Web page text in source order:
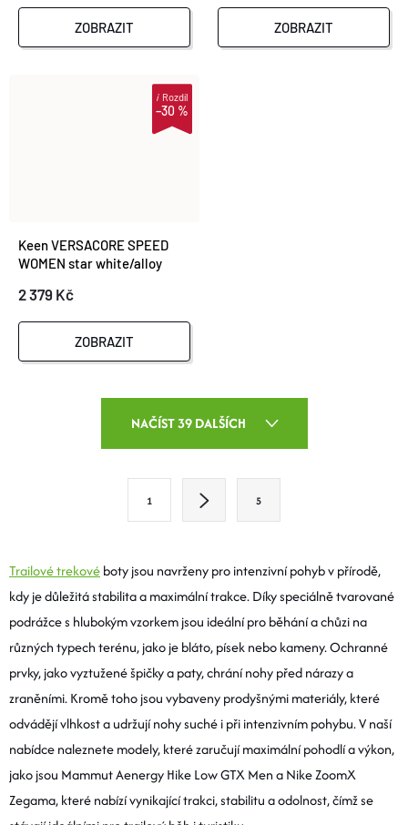
ZOBRAZIT ZOBRAZIT
–30 %
iRozdíl
Keen VERSACORE SPEED
WOMEN star white/alloy
2 379 Kč
ZOBRAZIT
D
A
C
Í
P
R
V
K
NAČÍST 39 DALŠÍCH
Á
N
K
O
V
Á
N
Í
1 5
Trailové trekovéboty jsou navrženy pro intenzivní pohyb v přírodě,
kdy je důležitá stabilita a maximální trakce. Díky speciálně tvarované
podrážce s hlubokým vzorkem jsou ideální pro běhání a chůzi na
různých typech terénu, jako je bláto, písek nebo kameny. Ochranné
prvky, jako vyztužené špičky a paty, chrání nohy před nárazy a
zraněními. Kromě toho jsou vybaveny prodyšnými materiály, které
odvádějí vlhkost a udržují nohy suché i při intenzivním pohybu. V naší
nabídce naleznete modely, které zaručují maximální pohodlí a výkon,
jako jsou Mammut Aenergy Hike Low GTX Men a Nike ZoomX
Zegama, které nabízí vynikající trakci, stabilitu a odolnost, čímž se